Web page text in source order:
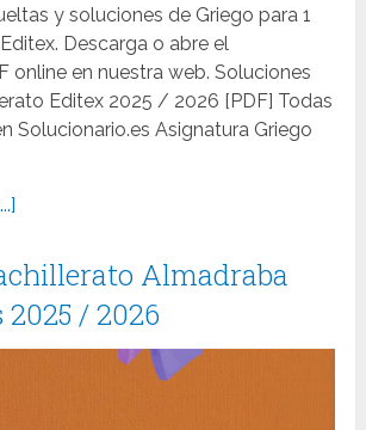
y soluciones de Griego para 1
Descarga o abre el
online en nuestra web. Soluciones
Editex 2025 / 2026 [PDF] Todas
Solucionario.es Asignatura Griego
Almadraba
/ 2026